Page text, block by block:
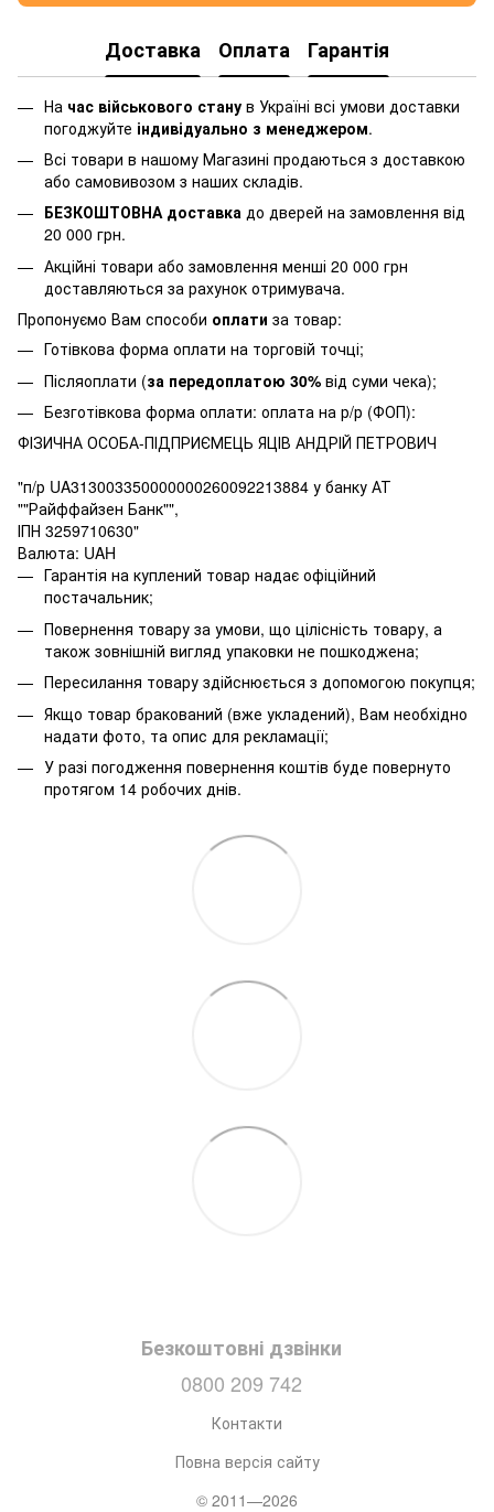
Доставка Оплата Гарантія
На час військового стану в Україні всі умови доставки
погоджуйте індивідуально з менеджером.
Всі товари в нашому Магазині продаються з доставкою
або самовивозом з наших складів.
БЕЗКОШТОВНА доставка до дверей на замовлення від
20 000 грн.
Акційні товари або замовлення менші 20 000 грн
доставляються за рахунок отримувача.
Пропонуємо Вам способи оплати за товар:
Готівкова форма оплати на торговій точці;
Післяоплати (за передоплатою 30% від суми чека);
Безготівкова форма оплати: оплата на р/р (ФОП):
ФІЗИЧНА ОСОБА-ПІДПРИЄМЕЦЬ ЯЦІВ АНДРІЙ ПЕТРОВИЧ
"п/р UA313003350000000260092213884 у банку АТ
""Райффайзен Банк"",
ІПН 3259710630"
Валюта: UAH
Гарантія на куплений товар надає офіційний
постачальник;
Повернення товару за умови, що цілісність товару, а
також зовнішній вигляд упаковки не пошкоджена;
Пересилання товару здійснюється з допомогою покупця;
Якщо товар бракований (вже укладений), Вам необхідно
надати фото, та опис для рекламації;
У разі погодження повернення коштів буде повернуто
протягом 14 робочих днів.
Безкоштовні дзвінки
0800 209 742
Контакти
Повна версія сайту
© 2011—2026